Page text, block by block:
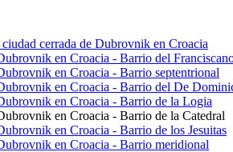
cerrada de Dubrovnik en Croacia
en Croacia - Barrio del
en Croacia - Barrio septentrional
en Croacia - Barrio del De
en Croacia - Barrio de la Logia
en Croacia - Barrio de la Catedral
en Croacia - Barrio de los Jesuitas
en Croacia - Barrio meridional